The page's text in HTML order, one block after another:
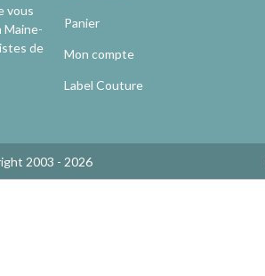
vous
Maine-
de
Panier
Mon compte
Label Couture
2003 - 2026